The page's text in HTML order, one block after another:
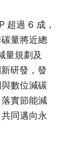
超過 6 成，
量將近總
量規劃及
研發，發
數位減碳
實節能減
同邁向永